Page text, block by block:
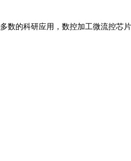
的科研应用，数控加工微流控芯